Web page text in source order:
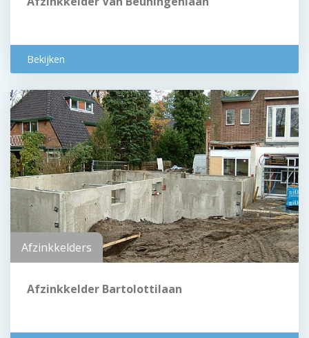
Bekijken
Afzinkkelders
Afzinkkelder Bartolottilaan